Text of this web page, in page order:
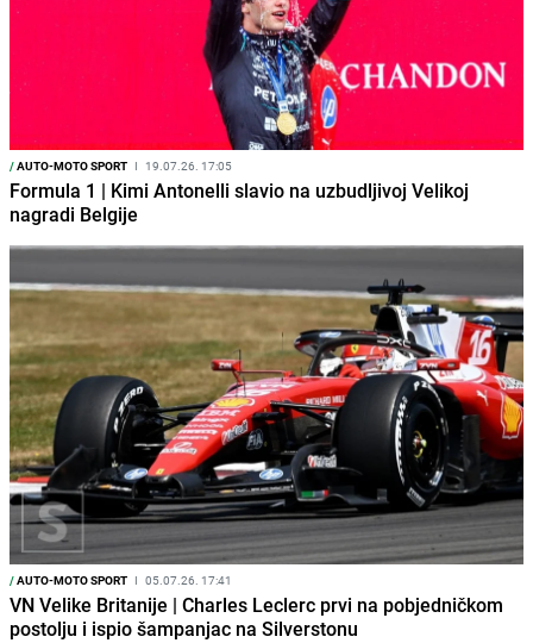
/AUTO-MOTO SPORT I 19.07.26. 17:05
Formula 1 | Kimi Antonelli slavio na uzbudljivoj Velikoj
nagradi Belgije
/AUTO-MOTO SPORT I 05.07.26. 17:41
VN Velike Britanije | Charles Leclerc prvi na pobjedničkom
postolju i ispio šampanjac na Silverstonu